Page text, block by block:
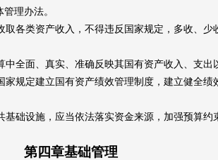
理办法。
取各类资产收入，不得违反国家规定，多收、少
全面、真实、准确反映其国有资产收入、支出
家规定建立国有资产绩效管理制度，建立健全绩
基础设施，应当依法落实资金来源，加强预算约
第四章基础管理